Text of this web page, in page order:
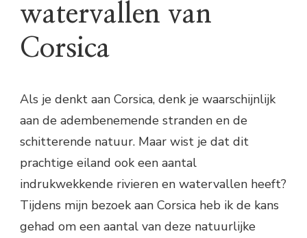
watervallen van
Corsica
Als je denkt aan Corsica, denk je waarschijnlijk
aan de adembenemende stranden en de
schitterende natuur. Maar wist je dat dit
prachtige eiland ook een aantal
indrukwekkende rivieren en watervallen heeft?
Tijdens mijn bezoek aan Corsica heb ik de kans
gehad om een aantal van deze natuurlijke